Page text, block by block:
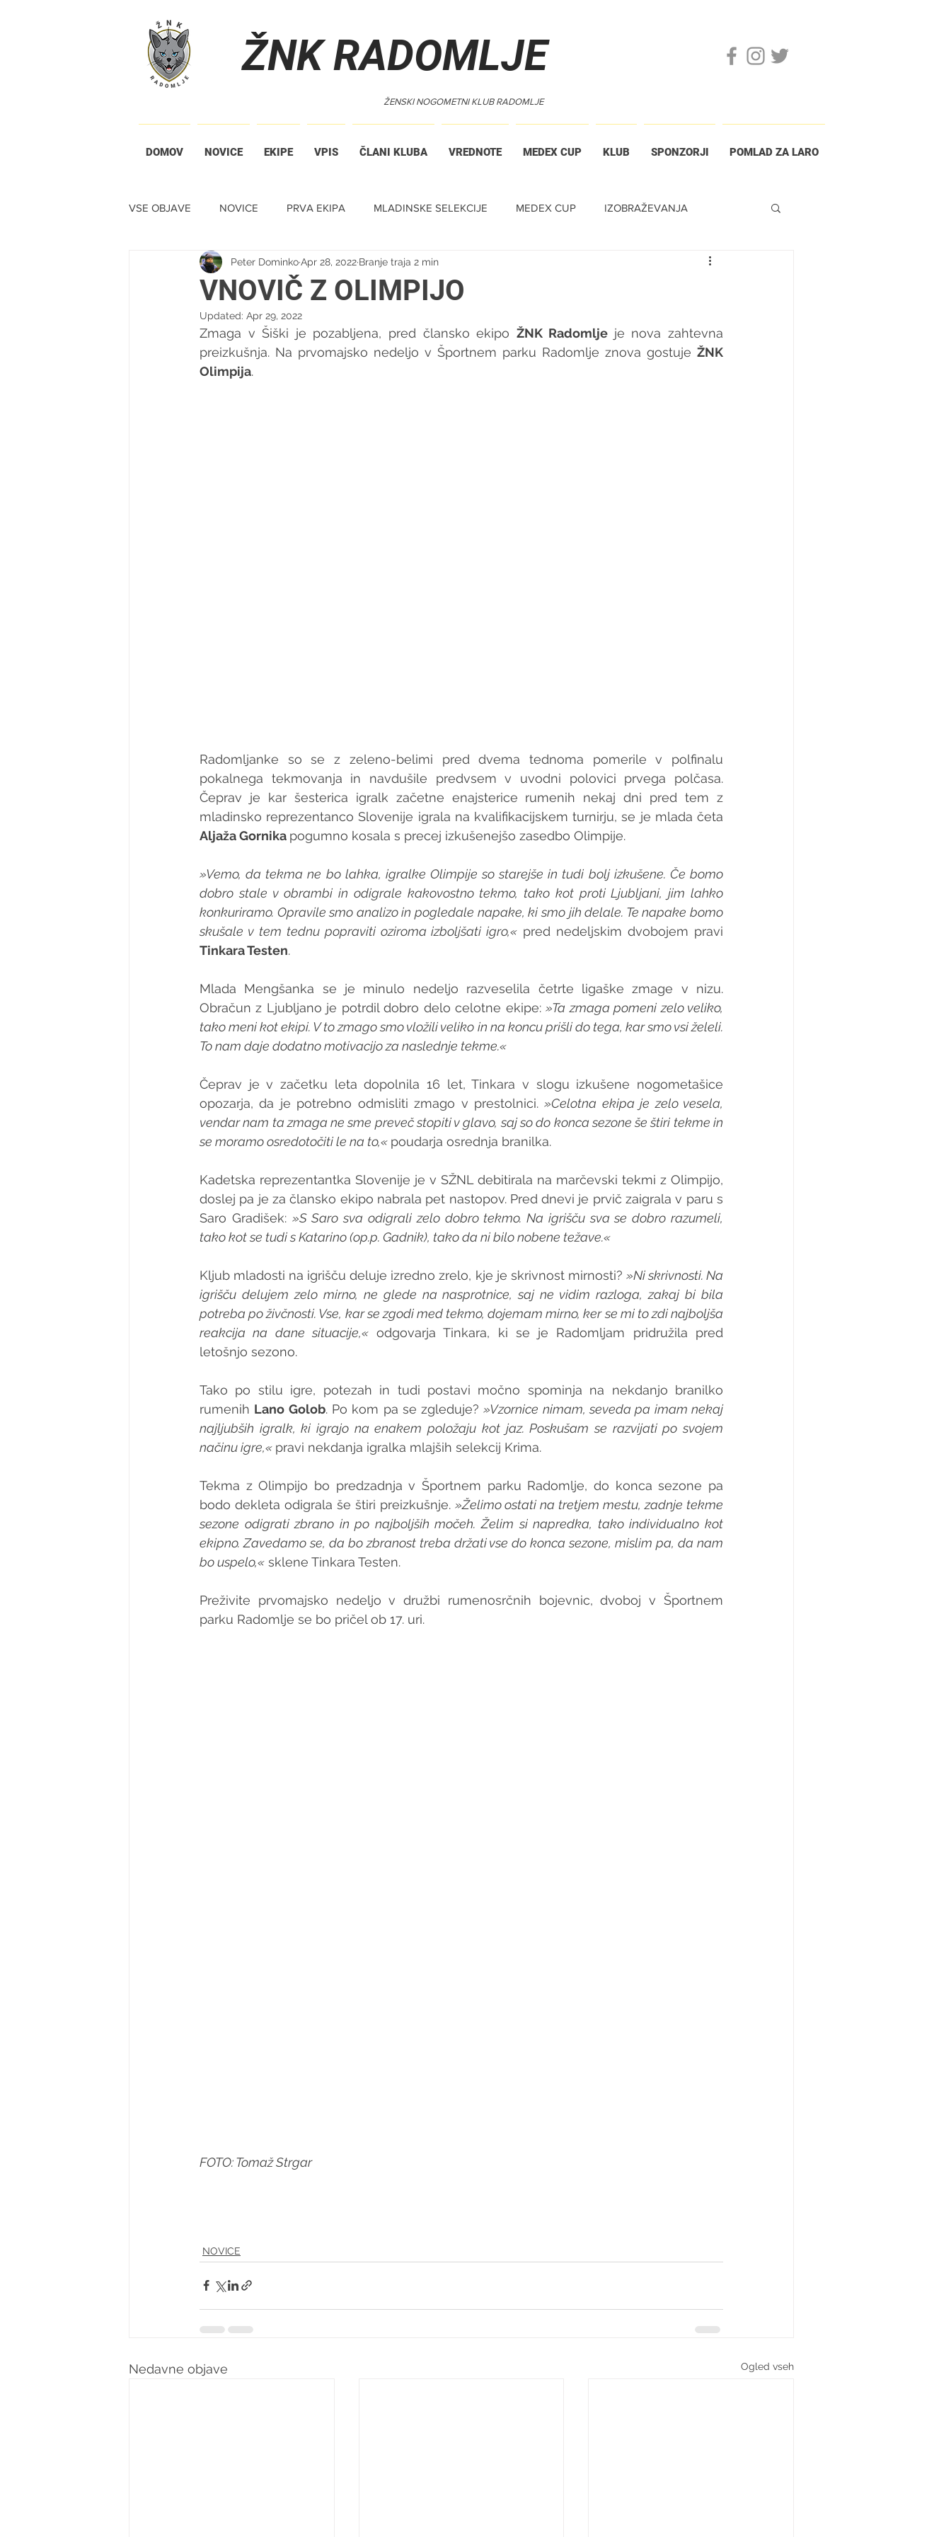
ŽNK RADOMLJE
ŽENSKI NOGOMETNI KLUB RADOMLJE
DOMOV NOVICE EKIPE VPIS ČLANI KLUBA VREDNOTE MEDEX CUP KLUB SPONZORJI POMLAD ZA LARO
VSE OBJAVE NOVICE PRVA EKIPA MLADINSKE SELEKCIJE MEDEX CUP IZOBRAŽEVANJA
TIHA DRAŽBA
VNOVIČ Z OLIMPIJO
Peter DominkoApr 28, 2022 Branje traja 2 min
Updated: Apr 29, 2022
Zmaga v Šiški je pozabljena, pred člansko ekipo ŽNK Radomlje je nova zahtevna
preizkušnja. Na prvomajsko nedeljo v Športnem parku Radomlje znova gostuje ŽNK
Olimpija.
Radomljanke so se z zeleno-belimi pred dvema tednoma pomerile v polfinalu
pokalnega tekmovanja in navdušile predvsem v uvodni polovici prvega polčasa.
Čeprav je kar šesterica igralk začetne enajsterice rumenih nekaj dni pred tem z
Aljaža Gornika pogumno kosala s precej izkušenejšo zasedbo Olimpije.
»Vemo, da tekma ne bo lahka, igralke Olimpije so starejše in tudi bolj izkušene. Če bomo
dobro stale v obrambi in odigrale kakovostno tekmo, tako kot proti Ljubljani, jim lahko
konkuriramo. Opravile smo analizo in pogledale napake, ki smo jih delale. Te napake bomo
skušale v tem tednu popraviti oziroma izboljšati igro,«
Tinkara Testen.
Mlada Mengšanka se je minulo nedeljo razveselila četrte ligaške zmage v nizu.
Obračun z Ljubljano je potrdil dobro delo celotne ekipe: »Ta zmaga pomeni zelo veliko,
tako meni kot ekipi. V to zmago smo vložili veliko in na koncu prišli do tega, kar smo vsi želeli.
To nam daje dodatno motivacijo za naslednje tekme.«
Čeprav je v začetku leta dopolnila 16 let, Tinkara v slogu izkušene nogometašice
opozarja, da je potrebno odmisliti zmago v prestolnici. »Celotna ekipa je zelo vesela,
vendar nam ta zmaga ne sme preveč stopiti v glavo, saj so do konca sezone še štiri tekme in
se moramo osredotočiti le na to,« poudarja osrednja branilka.
Kadetska reprezentantka Slovenije je v SŽNL debitirala na marčevski tekmi z Olimpijo,
doslej pa je za člansko ekipo nabrala pet nastopov. Pred dnevi je prvič zaigrala v paru s
Saro Gradišek: »S Saro sva odigrali zelo dobro tekmo. Na igrišču sva se dobro razumeli,
tako kot se tudi s Katarino (op.p. Gadnik), tako da ni bilo nobene težave.«
Kljub mladosti na igrišču deluje izredno zrelo, kje je skrivnost mirnosti? »Ni skrivnosti. Na
igrišču delujem zelo mirno, ne glede na nasprotnice, saj ne vidim razloga, zakaj bi bila
potreba po živčnosti. Vse, kar se zgodi med tekmo, dojemam mirno, ker se mi to zdi najboljša
reakcija na dane situacije,« odgovarja Tinkara, ki se je Radomljam pridružila pred
letošnjo sezono.
Tako po stilu igre, potezah in tudi postavi močno spominja na nekdanjo branilko
rumenih Lano Golob. Po kom pa se zgleduje? »Vzornice nimam, seveda pa imam nekaj
najljubših igralk, ki igrajo na enakem položaju kot jaz. Poskušam se razvijati po svojem
načinu igre,« pravi nekdanja igralka mlajših selekcij Krima.
Tekma z Olimpijo bo predzadnja v Športnem parku Radomlje, do konca sezone pa
bodo dekleta odigrala še štiri preizkušnje. »Želimo ostati na tretjem mestu, zadnje tekme
sezone odigrati zbrano in po najboljših močeh. Želim si napredka, tako individualno kot
ekipno. Zavedamo se, da bo zbranost treba držati vse do konca sezone, mislim pa, da nam
bo uspelo,« sklene Tinkara Testen.
Preživite prvomajsko nedeljo v družbi rumenosrčnih bojevnic, dvoboj v Športnem
parku Radomlje se bo pričel ob 17. uri.
FOTO: Tomaž Strgar
NOVICE
Nedavne objave Ogled vseh